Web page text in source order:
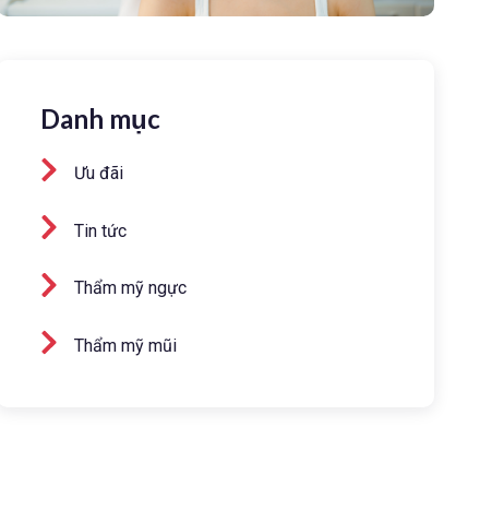
Danh mục
Ưu đãi
Tin tức
Thẩm mỹ ngực
Thẩm mỹ mũi